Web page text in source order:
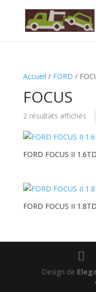
Accueil / FORD /
FOCUS
2 résultats affichés
FORD FOCUS II
FORD FOCUS II
Design de